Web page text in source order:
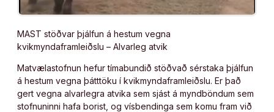
MAST stöðvar þjálfun á hestum vegna
kvikmyndaframleiðslu – Alvarleg atvik
Matvælastofnun hefur tímabundið stöðvað sérstaka þjálfun
á hestum vegna þátttöku í kvikmyndaframleiðslu. Er það
gert vegna alvarlegra atvika sem sjást á myndböndum sem
stofnuninni hafa borist, og vísbendinga sem komu fram við